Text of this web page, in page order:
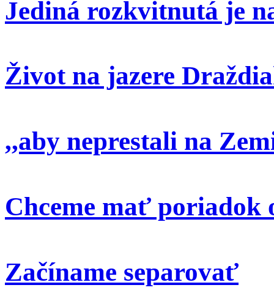
Jediná rozkvitnutá je
Život na jazere
,,aby neprestali na
Chceme mať poriadok
Začíname separovať